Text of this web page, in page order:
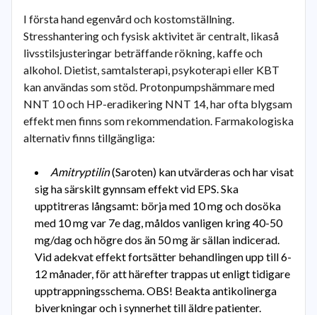
I första hand egenvård och kostomställning.
Stresshantering och fysisk aktivitet är centralt, likaså
livsstilsjusteringar beträffande rökning, kaffe och
alkohol. Dietist, samtalsterapi, psykoterapi eller KBT
kan användas som stöd. Protonpumpshämmare med
NNT 10 och HP-eradikering NNT 14, har ofta blygsam
effekt men finns som rekommendation. Farmakologiska
alternativ finns tillgängliga:
Amitryptilin(Saroten) kan utvärderas och har visat
sig ha särskilt gynnsam effekt vid EPS. Ska
upptitreras långsamt: börja med 10 mg och dosöka
med 10 mg var 7e dag, måldos vanligen kring 40-50
mg/dag och högre dos än 50 mg är sällan indicerad.
Vid adekvat effekt fortsätter behandlingen upp till 6-
12 månader, för att härefter trappas ut enligt tidigare
upptrappningsschema. OBS! Beakta antikolinerga
biverkningar och i synnerhet till äldre patienter.